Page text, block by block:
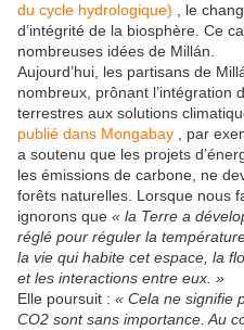
du cycle hydrologique)
, le
d’intégrité de la biosphère. Ce
nombreuses idées de Millán.
Aujourd’hui, les partisans de
nombreux, prônant l’intégration
terrestres aux solutions
publié dans Mongabay , par
a soutenu que les projets
les émissions de carbone, ne
forêts naturelles. Lorsque nous
ignorons que « la Terre a
réglé pour réguler la
la vie qui habite cet espace, la
et les interactions entre eux. »
Elle poursuit : « Cela ne signifie
CO2 sont sans importance. Au